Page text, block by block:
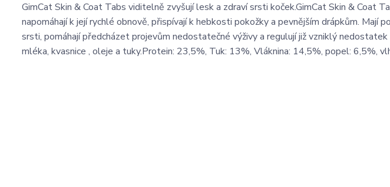
GimCat Skin & Coat Tabs viditelně zvyšují lesk a zdraví srsti koček.GimCat Skin & Coat
napomáhají k její rychlé obnově, přispívají k hebkosti pokožky a pevnějším drápkům. Mají
srsti, pomáhají předcházet projevům nedostatečné výživy a regulují již vzniklý
mléka, kvasnice , oleje a tuky.Protein: 23,5%, Tuk: 13%, Vláknina: 14,5%, popel: 6,5%,